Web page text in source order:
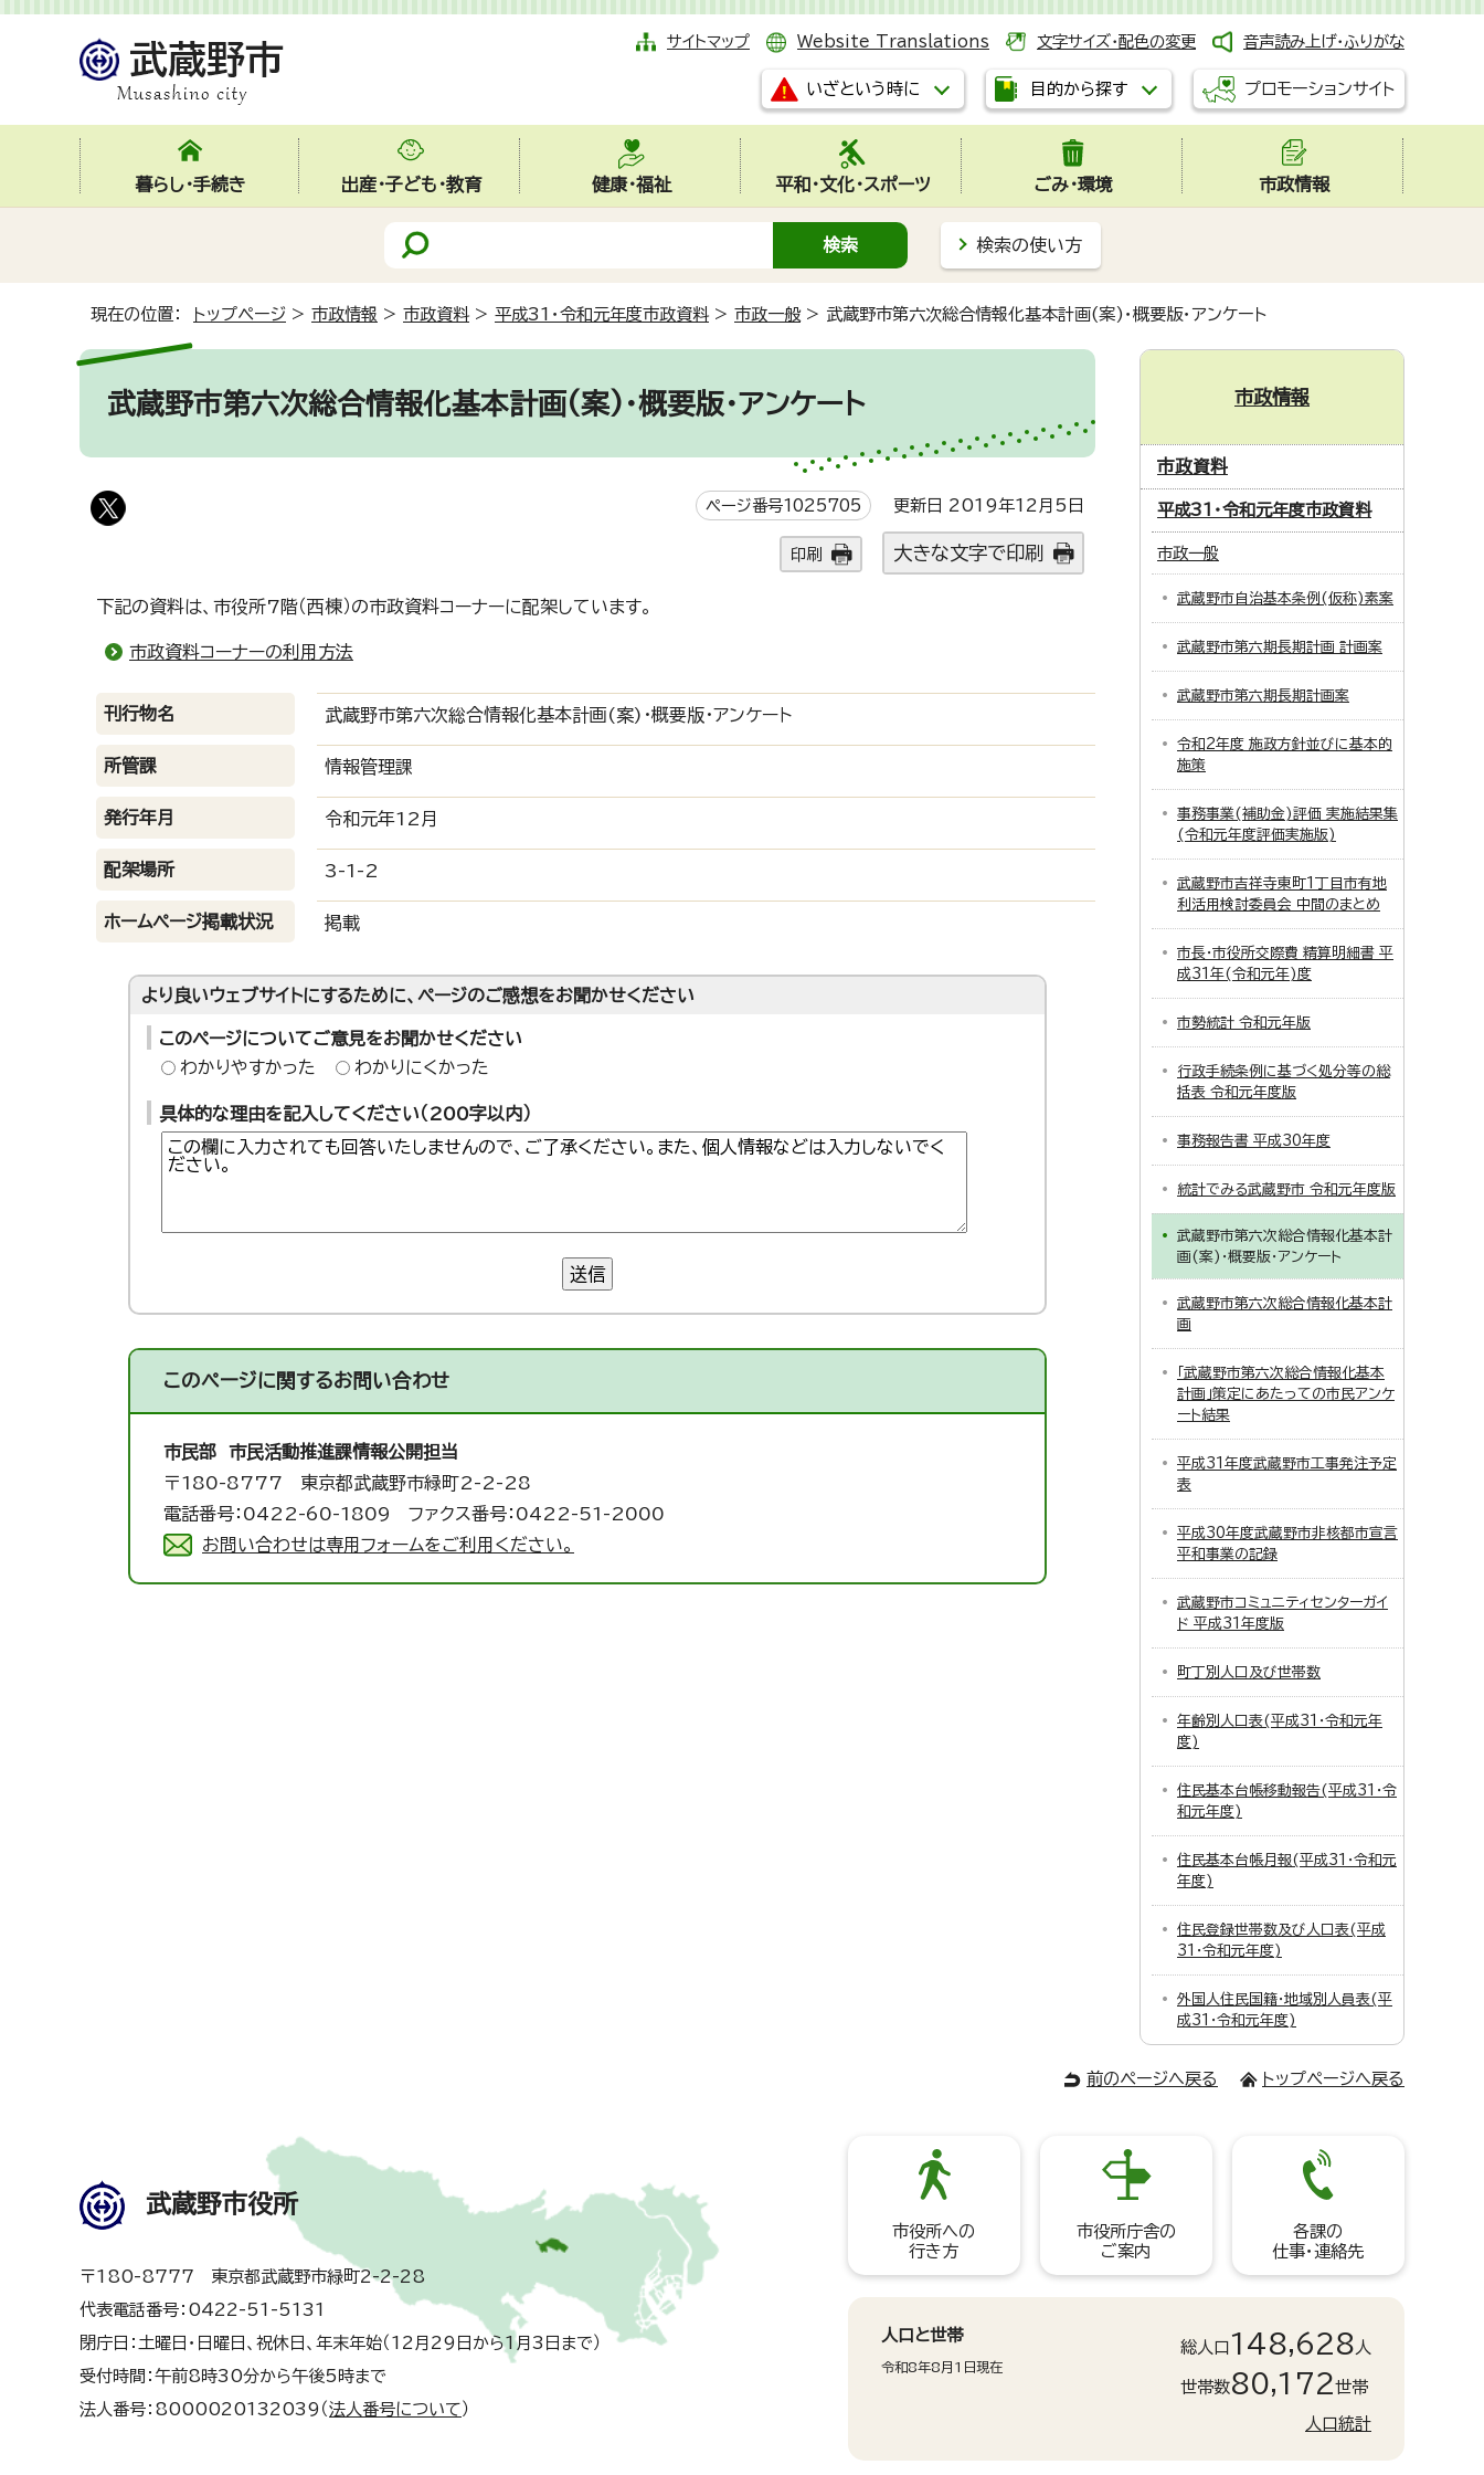
サイトマップ Website Translations 文字サイズ・配色の変更 音声読み上げ・ふりがな
いざという時に 目的から探す プロモーションサイト
暮らし・手続き 出産・子ども・教育 健康・福祉 平和・文化・スポーツ ごみ・環境 市政情報
検索の使い方
現在の位置： トップページ > 市政情報 > 市政資料 > 平成31・令和元年度市政資料 > 市政一般> 武蔵野市第六次総合情報化基本計画(案)・概要版・アンケート
武蔵野市第六次総合情報化基本計画(案)・概要版・アンケート
ページ番号1025705 更新日 2019年12月5日
印刷 大きな文字で印刷
下記の資料は、市役所7階（西棟）の市政資料コーナーに配架しています。
市政資料コーナーの利用方法
刊行物名 武蔵野市第六次総合情報化基本計画(案)・概要版・アンケート
所管課 情報管理課
発行年月 令和元年12月
配架場所 3-1-2
ホームページ掲載状況 掲載
より良いウェブサイトにするために、ページのご感想をお聞かせください
このページについてご意見をお聞かせください
わかりやすかった
わかりにくかった
具体的な理由を記入してください（200字以内）
送信
このページに関するお問い合わせ
市民部 市民活動推進課情報公開担当
〒180-8777 東京都武蔵野市緑町2-2-28
電話番号：0422-60-1809 ファクス番号：0422-51-2000
お問い合わせは専用フォームをご利用ください。
市政情報
市政資料
平成31・令和元年度市政資料
市政一般
武蔵野市自治基本条例(仮称)素案
武蔵野市第六期長期計画 計画案
武蔵野市第六期長期計画案
令和2年度 施政方針並びに基本的
施策
事務事業(補助金)評価 実施結果集
(令和元年度評価実施版)
武蔵野市吉祥寺東町1丁目市有地
利活用検討委員会 中間のまとめ
市長・市役所交際費 精算明細書 平
成31年(令和元年)度
市勢統計 令和元年版
行政手続条例に基づく処分等の総
括表 令和元年度版
事務報告書 平成30年度
統計でみる武蔵野市 令和元年度版
武蔵野市第六次総合情報化基本計
画(案)・概要版・アンケート
武蔵野市第六次総合情報化基本計
画
「武蔵野市第六次総合情報化基本
計画」策定にあたっての市民アンケ
ート結果
平成31年度武蔵野市工事発注予定
表
平成30年度武蔵野市非核都市宣言
平和事業の記録
武蔵野市コミュニティセンターガイ
ド 平成31年度版
町丁別人口及び世帯数
年齢別人口表(平成31・令和元年
度)
住民基本台帳移動報告(平成31・令
和元年度)
住民基本台帳月報(平成31・令和元
年度)
住民登録世帯数及び人口表(平成
31・令和元年度)
外国人住民国籍・地域別人員表(平
成31・令和元年度)
前のページへ戻る トップページへ戻る
武蔵野市役所
〒180-8777 東京都武蔵野市緑町2-2-28
代表電話番号：0422-51-5131
閉庁日：土曜日・日曜日、祝休日、年末年始（12月29日から1月3日まで）
受付時間：午前8時30分から午後5時まで
法人番号：8000020132039（ 法人番号について ）
市役所への
行き方
市役所庁舎の
ご案内
各課の
仕事・連絡先
人口と世帯
令和8年8月1日現在
総人口 148,628 人
世帯数80,172世帯
人口統計